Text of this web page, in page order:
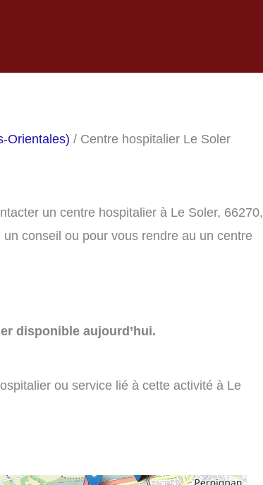
Orientales) / Centre hospitalier Le Soler
un centre hospitalier à Le Soler, 66270,
conseil ou pour vous rendre au un centre
disponible aujourd’hui.
ou service lié à cette activité à Le